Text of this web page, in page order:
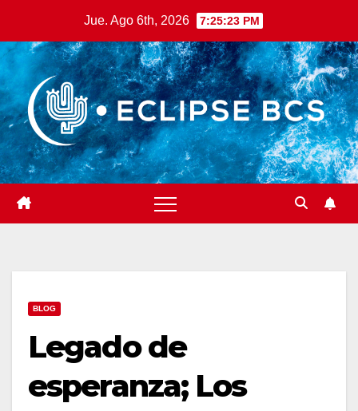
contenido
Jue. Ago 6th, 2026 7:25:24 PM
BLOG
Legado de
esperanza; Los